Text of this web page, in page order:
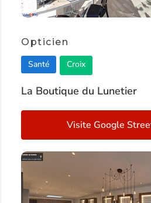
Opticien
Santé
Croix
La Boutique du Lunetier
Visite Google